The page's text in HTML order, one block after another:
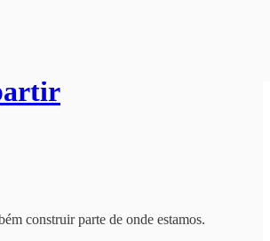
construir parte de onde estamos.